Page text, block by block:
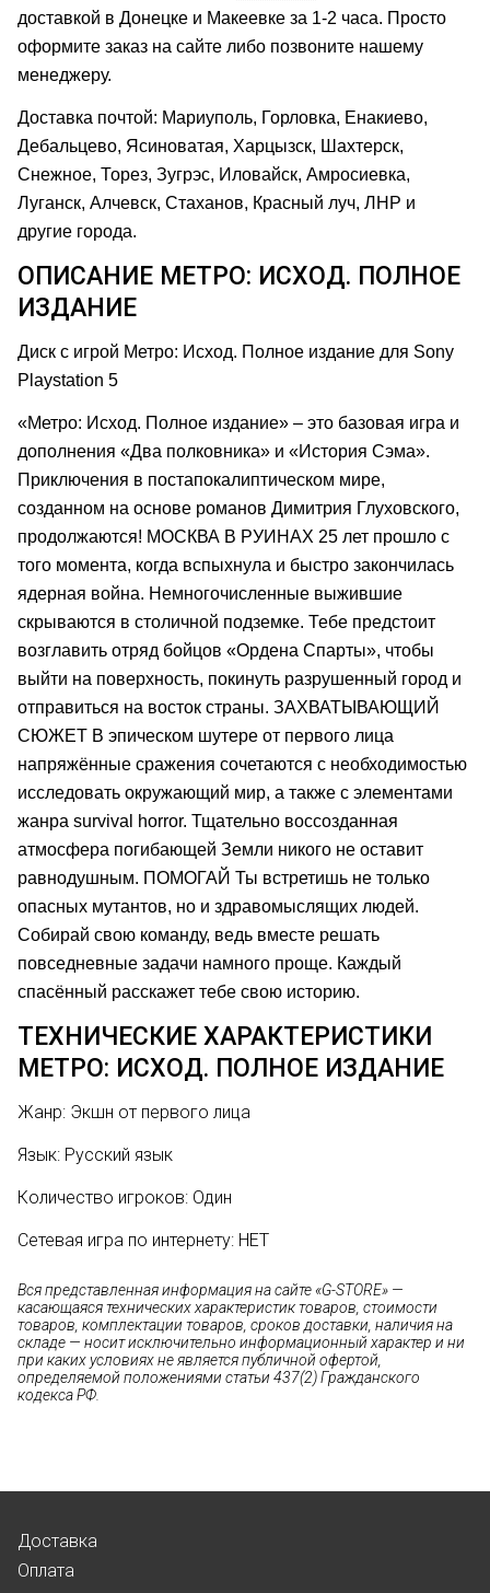
доставкой в Донецке и Макеевке за 1-2 часа. Просто
оформите заказ на сайте либо позвоните нашему
менеджеру.
Доставка почтой: Мариуполь, Горловка, Енакиево,
Дебальцево, Ясиноватая, Харцызск, Шахтерск,
Снежное, Торез, Зугрэс, Иловайск, Амросиевка,
Луганск, Алчевск, Стаханов, Красный луч, ЛНР и
другие города.
ОПИСАНИЕ МЕТРО: ИСХОД. ПОЛНОЕ
ИЗДАНИЕ
Диск с игрой Метро: Исход. Полное издание для Sony
Playstation 5
«Метро: Исход. Полное издание» – это базовая игра и
дополнения «Два полковника» и «История Сэма».
Приключения в постапокалиптическом мире,
созданном на основе романов Димитрия Глуховского,
продолжаются! МОСКВА В РУИНАХ 25 лет прошло с
того момента, когда вспыхнула и быстро закончилась
ядерная война. Немногочисленные выжившие
скрываются в столичной подземке. Тебе предстоит
возглавить отряд бойцов «Ордена Спарты», чтобы
выйти на поверхность, покинуть разрушенный город и
отправиться на восток страны. ЗАХВАТЫВАЮЩИЙ
СЮЖЕТ В эпическом шутере от первого лица
напряжённые сражения сочетаются с необходимостью
исследовать окружающий мир, а также с элементами
жанра survival horror. Тщательно воссозданная
атмосфера погибающей Земли никого не оставит
равнодушным. ПОМОГАЙ Ты встретишь не только
опасных мутантов, но и здравомыслящих людей.
Собирай свою команду, ведь вместе решать
повседневные задачи намного проще. Каждый
спасённый расскажет тебе свою историю.
ТЕХНИЧЕСКИЕ ХАРАКТЕРИСТИКИ
МЕТРО: ИСХОД. ПОЛНОЕ ИЗДАНИЕ
Жанр: Экшн от первого лица
Язык: Русский язык
Количество игроков: Один
Сетевая игра по интернету: НЕТ
Вся представленная информация на сайте «G-STORE» —
касающаяся технических характеристик товаров, стоимости
товаров, комплектации товаров, сроков доставки, наличия на
складе — носит исключительно информационный характер и ни
при каких условиях не является публичной офертой,
определяемой положениями статьи 437(2) Гражданского
кодекса РФ.
Доставка
Оплата